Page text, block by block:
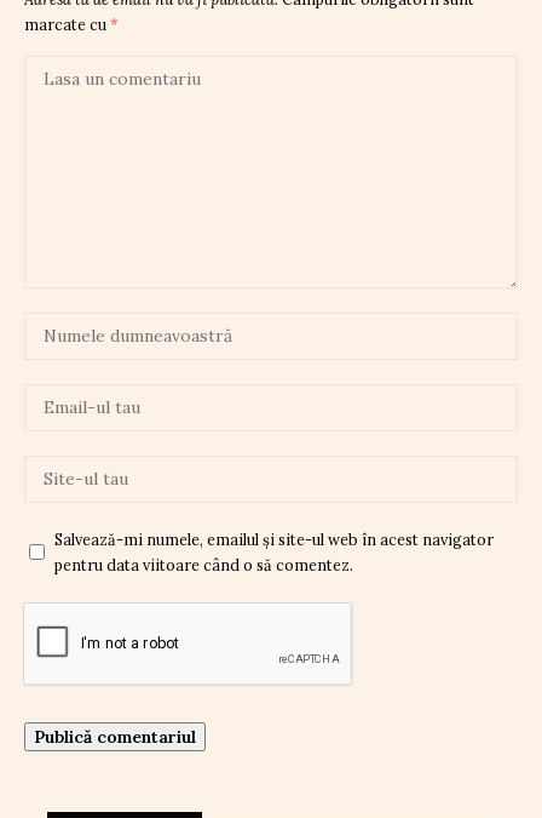
marcate cu *
Salvează-mi numele, emailul și site-ul web în acest navigator
pentru data viitoare când o să comentez.